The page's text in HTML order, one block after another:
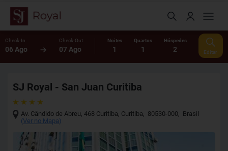
Check-In
06 Ago
Check-Out
07 Ago
Noites
1
Quartos
1
Hóspedes
2 Editar
SJ Royal - San Juan Curitiba
Av. Cândido de Abreu, 468 Curitiba, Curitiba, 80530-000, Brasil
(Ver no Mapa)